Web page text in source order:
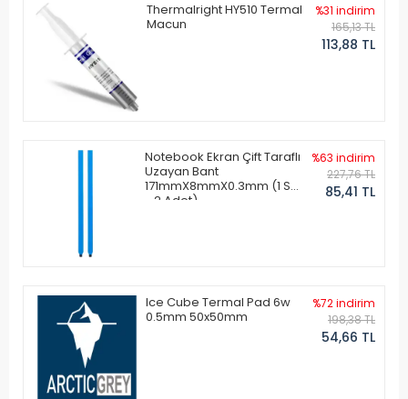
Thermalright HY510 Termal
Macun
%31 indirim
165,13 TL
113,88 TL
Notebook Ekran Çift Taraflı
Uzayan Bant
171mmX8mmX0.3mm (1 Set
- 2 Adet)
%63 indirim
227,76 TL
85,41 TL
Ice Cube Termal Pad 6w
0.5mm 50x50mm
%72 indirim
198,38 TL
54,66 TL